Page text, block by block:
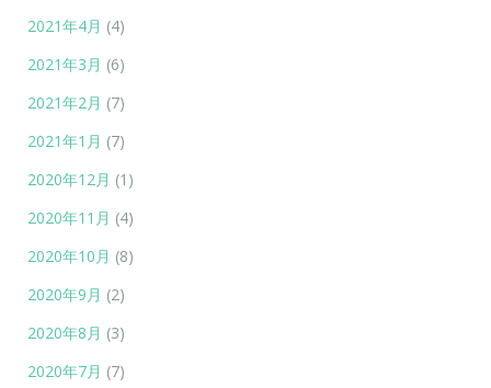
2021年4月 (4)
2021年3月 (6)
2021年2月 (7)
2021年1月 (7)
2020年12月 (1)
2020年11月 (4)
2020年10月 (8)
2020年9月 (2)
2020年8月 (3)
2020年7月 (7)